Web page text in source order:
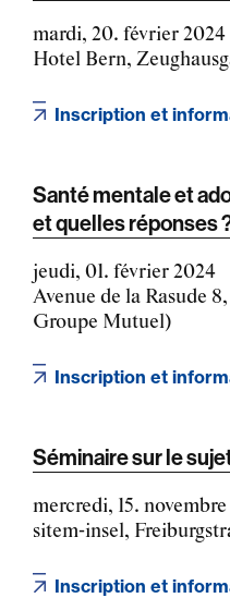
mardi, 20. février 2024
Hotel Bern,
Inscription et
Santé mentale et
et quelles réponses
jeudi, 01. février 2024
Avenue de la Rasude
Groupe Mutuel)
Inscription et
Séminaire sur le
mercredi, 15.
sitem-insel,
Inscription et